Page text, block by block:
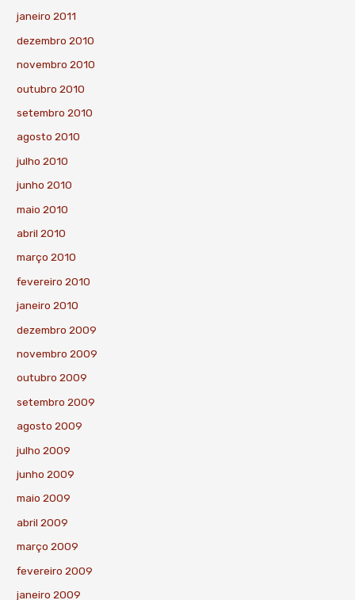
janeiro 2011
dezembro 2010
novembro 2010
outubro 2010
setembro 2010
agosto 2010
julho 2010
junho 2010
maio 2010
abril 2010
março 2010
fevereiro 2010
janeiro 2010
dezembro 2009
novembro 2009
outubro 2009
setembro 2009
agosto 2009
julho 2009
junho 2009
maio 2009
abril 2009
março 2009
fevereiro 2009
janeiro 2009